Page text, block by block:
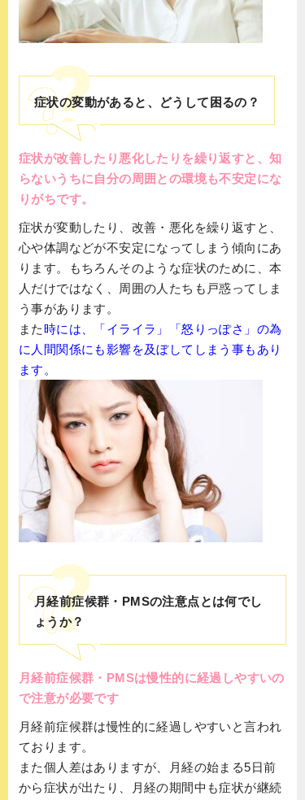
症状の変動があると、どうして困るの？
症状が改善したり悪化したりを繰り返すと、知
らないうちに自分の周囲との環境も不安定にな
りがちです。
症状が変動したり、改善・悪化を繰り返すと、
心や体調などが不安定になってしまう傾向にあ
ります。もちろんそのような症状のために、本
人だけではなく、周囲の人たちも戸惑ってしま
う事があります。
また時には、「イライラ」「怒りっぽさ」の為
に人間関係にも影響を及ぼしてしまう事もあり
ます。
月経前症候群・PMSの注意点とは何でし
ょうか？
月経前症候群・PMSは慢性的に経過しやすいの
で注意が必要です
月経前症候群は慢性的に経過しやすいと言われ
ております。
また個人差はありますが、月経の始まる5日前
から症状が出たり、月経の期間中も症状が継続